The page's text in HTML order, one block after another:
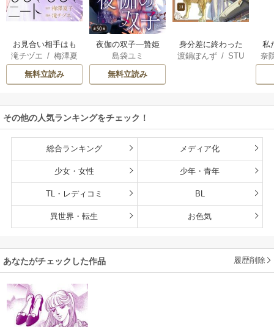
お見合い相手はも
じゃもじゃニート
滝チヅエ /梅澤夏
子（エブリスタ）
無料立読み
夜伽の双子―贄姫
は二人の王子に愛
される―【マイク
ロ】
島袋ユミ
無料立読み
身分差に終わった
恋を、今さらです
渡鍋ぽんず /STU
私
せ
奈
その他の人気ランキングをチェック！
総合ランキング メディア化
少女・女性 少年・青年
TL・レディコミ BL
異世界・転生 お色気
あなたがチェックした作品 履歴削除